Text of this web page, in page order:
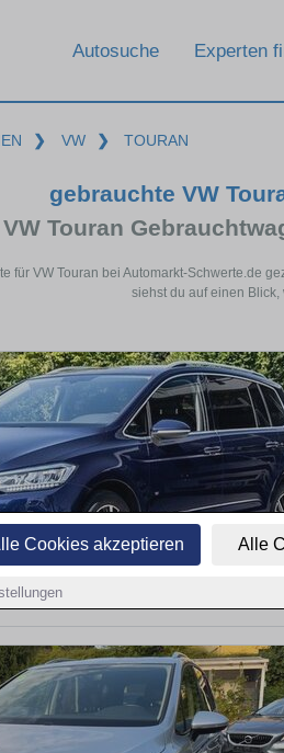
Cookies akzeptieren Alle
Autosuche Experten
❯ VW ❯ TOURAN
gebrauchte VW
VW Touran
für VW Touran bei Automarkt-Schwerte.de
siehst du auf einen